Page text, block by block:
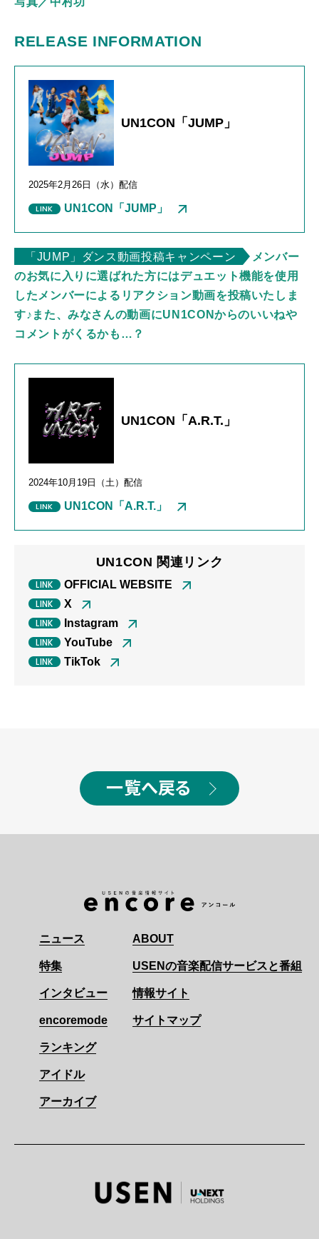
RELEASE INFORMATION
UN1CON「JUMP」
2025年2月 26 日（水）配信
UN1CON「JUMP」
「JUMP」ダンス動画投稿キャンペーン
メンバー
のお気に入りに選ばれた方にはデュエット機能を使用
したメンバーによるリアクション動画を投稿いたしま
す♪また、みなさんの動画にUN1CONからのいいねや
コメントがくるかも…？
UN1CON「A.R.T.」
2024年10月 19 日（土）配信
UN1CON「A.R.T.」
UN1CON 関連リンク
OFFICIAL WEBSITE
X
Instagram
YouTube
TikTok
一覧へ戻る
ニュース
特集
インタビュー
encoremode
ランキング
アイドル
アーカイブ
ABOUT
USENの音楽配信サービスと番組
情報サイト
サイトマップ